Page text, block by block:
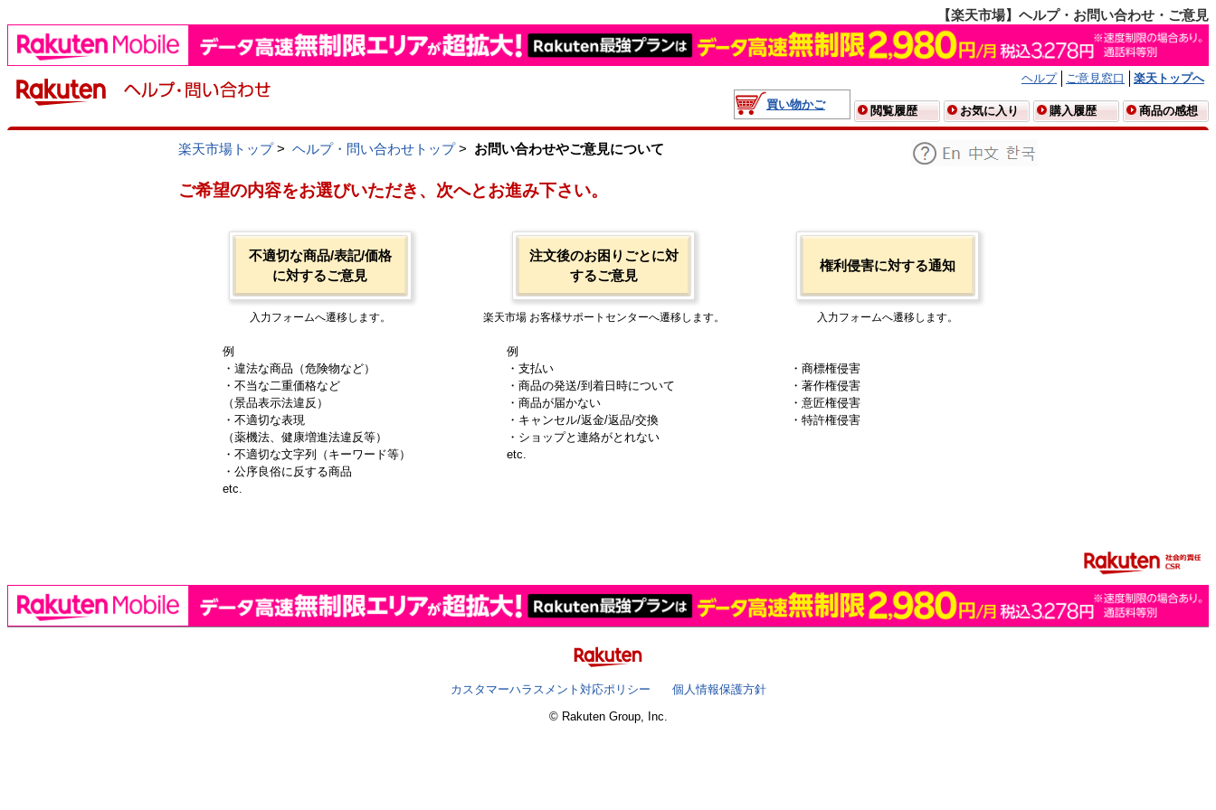
【楽天市場】ヘルプ・お問い合わせ・ご意見
ヘルプ ご意見窓口
楽天トップへ
買い物かご
閲覧履歴 お気に入り 購入履歴 商品の感想
楽天市場トップ> ヘルプ・問い合わせトップ> お問い合わせやご意見について
ご希望の内容をお選びいただき、次へとお進み下さい。
不適切な商品/表記/価格
に対するご意見
入力フォームへ遷移します。
例
・違法な商品（危険物など）
・不当な二重価格など
（景品表示法違反）
・不適切な表現
（薬機法、健康増進法違反等）
・不適切な文字列（キーワード等）
・公序良俗に反する商品
etc.
注文後のお困りごとに対
するご意見
楽天市場 お客様サポートセンターへ遷移します。
例
・支払い
・商品の発送/到着日時について
・商品が届かない
・キャンセル/返金/返品/交換
・ショップと連絡がとれない
etc.
権利侵害に対する通知
入力フォームへ遷移します。
・商標権侵害
・著作権侵害
・意匠権侵害
・特許権侵害
カスタマーハラスメント対応ポリシー
個人情報保護方針
© Rakuten Group, Inc.